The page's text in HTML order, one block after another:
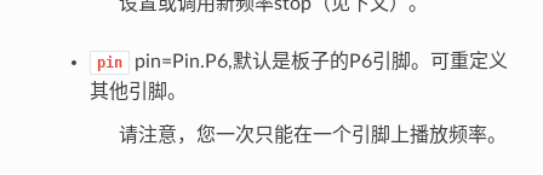
pin
pin=Pin.P6,默认是板子的P6引脚。可重定义
其他引脚。
请注意，您一次只能在一个引脚上播放频率。